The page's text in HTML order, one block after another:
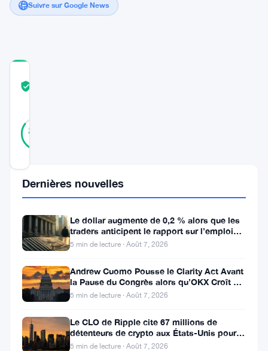
Suivre sur Google News
85
Dans
développement
récent,
RippleX,
division
développement
Dernières nouvelles
Le dollar augmente de 0,2 % alors que les
traders anticipent le rapport sur l’emploi
aux États-Unis
5 min de lecture · Août 7, 2026
Andrew Cuomo Pousse le Clarity Act Avant
la Pause du Congrès alors qu’OKX Croît en
Europe
5 min de lecture · Août 7, 2026
Le CLO de Ripple cite 67 millions de
détenteurs de crypto aux États-Unis pour
faire avancer la loi CLARITY
5 min de lecture · Août 7, 2026